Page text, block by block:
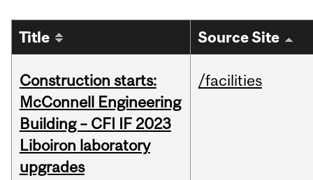
Title Source Site
Construction starts:
McConnell Engineering
Building – CFI IF 2023
Liboiron laboratory
upgrades
/facilities